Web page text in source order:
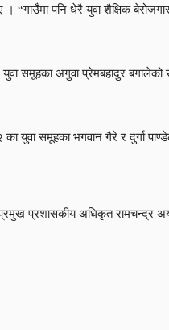
। “गाउँमा पनि धेरै युवा शैक्षिक
समूहका अगुवा प्रेमबहादुर बगालेको
युवा समूहका भगवान गैरे र दुर्गा
प्रशासकीय अधिकृत रामचन्द्र